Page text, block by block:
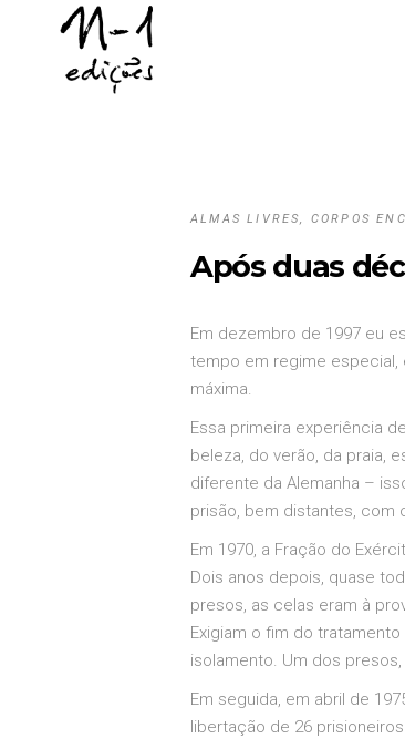
ALMAS LIVRES, CORPOS
Após duas
Em dezembro de 1997 eu
tempo em regime especial,
máxima.
Essa primeira experiência
beleza, do verão, da praia,
diferente da Alemanha –
prisão, bem distantes, com
Em 1970, a Fração do
Dois anos depois, quase
presos, as celas eram à
Exigiam o fim do
isolamento. Um dos
Em seguida, em abril de
libertação de 26